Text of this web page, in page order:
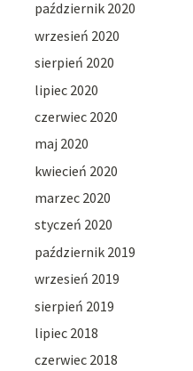
październik 2020
wrzesień 2020
sierpień 2020
lipiec 2020
czerwiec 2020
maj 2020
kwiecień 2020
marzec 2020
styczeń 2020
październik 2019
wrzesień 2019
sierpień 2019
lipiec 2018
czerwiec 2018